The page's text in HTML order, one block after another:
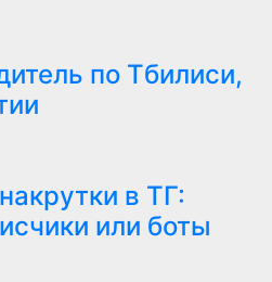
по Тбилиси,
в ТГ:
или боты